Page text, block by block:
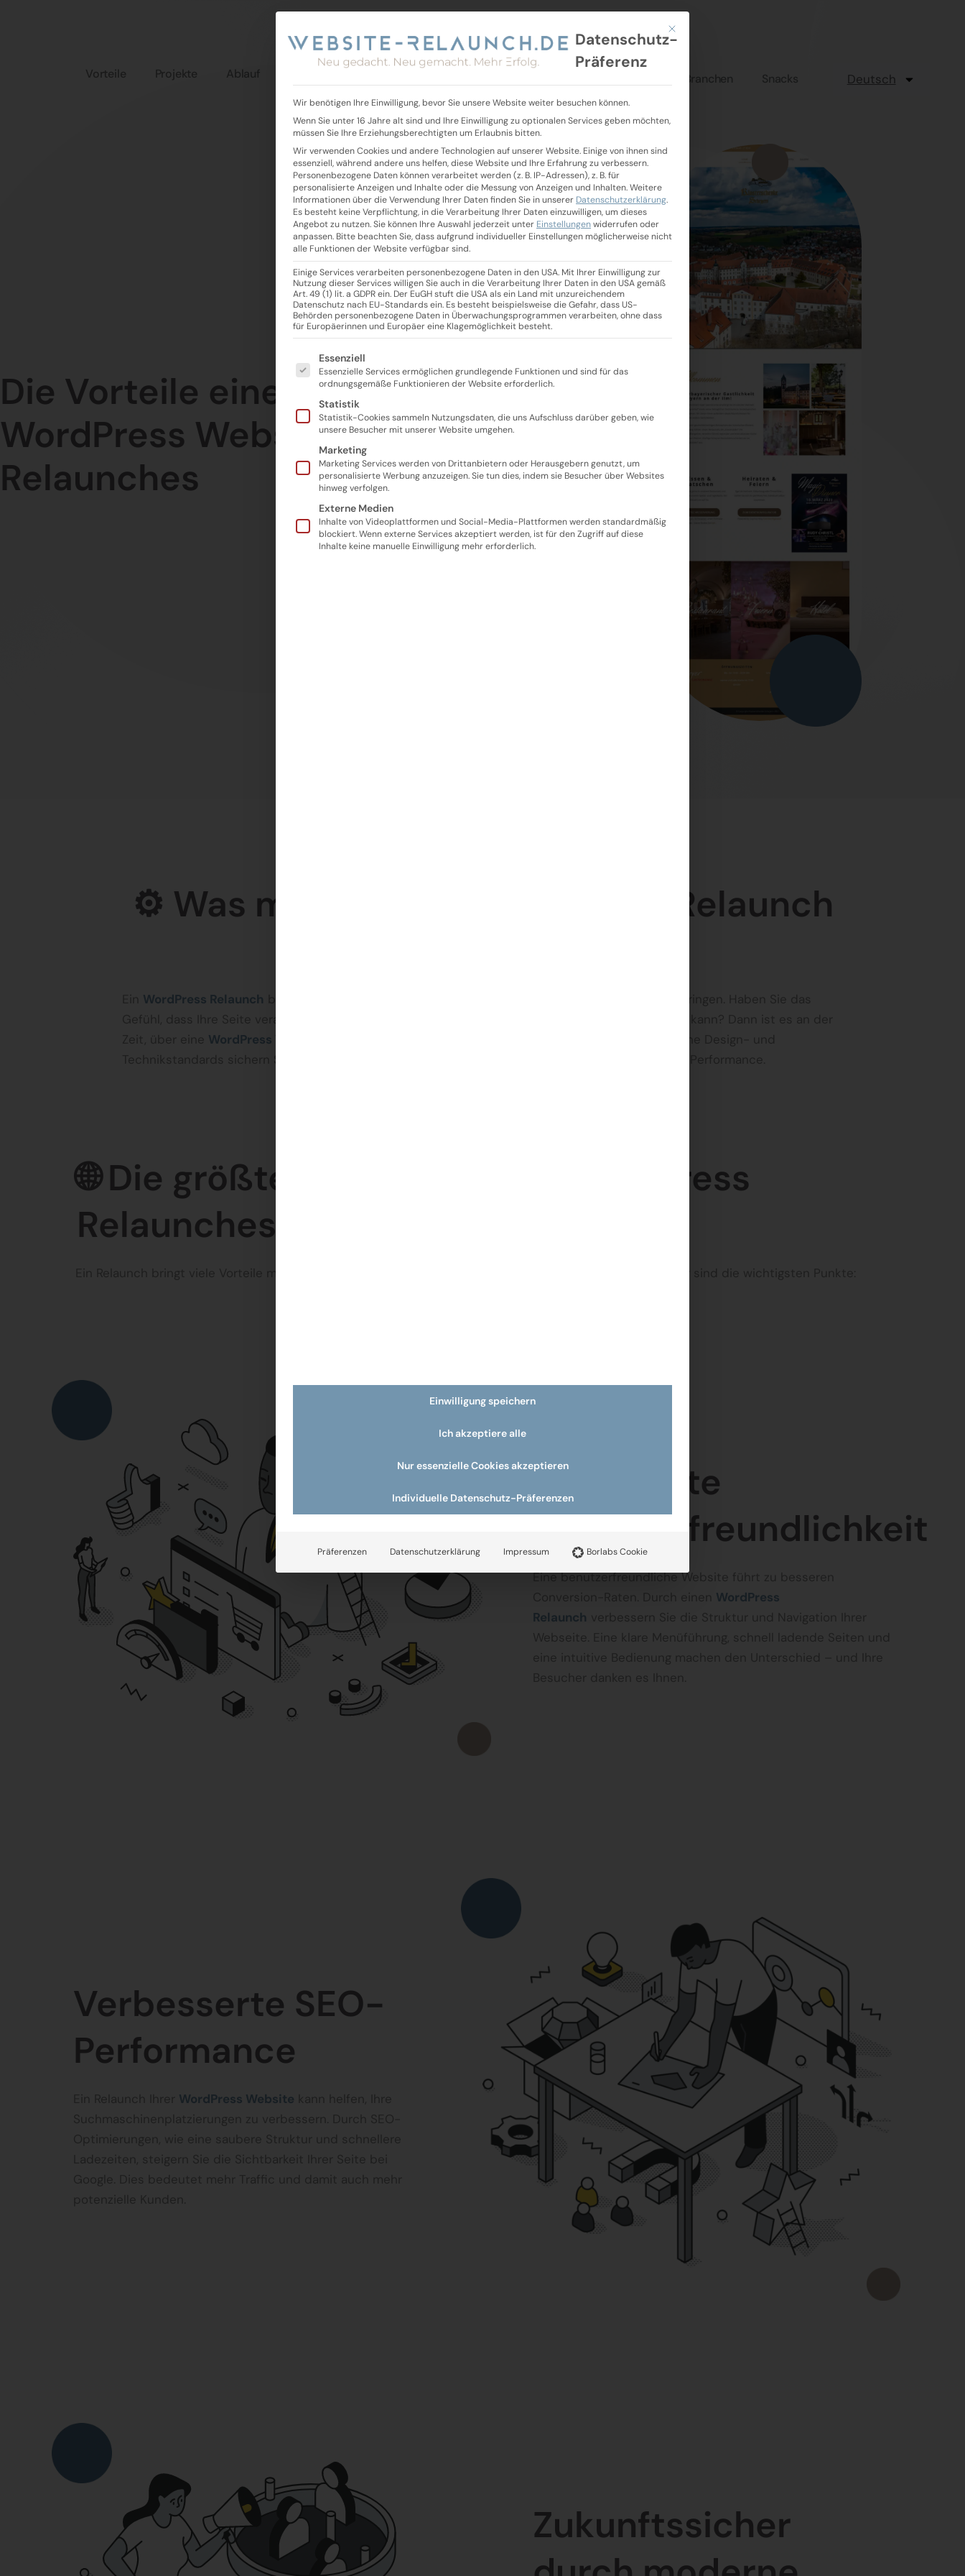
Vorteile Projekte Ablauf Branchen Snacks Deutsch
Die Vorteile eines
WordPress Website
Relaunches
⚙️ Was macht einen WordPress Relaunch
WordPress Relaunch
WordPress Website Neugestaltung
🌐 Die größten Vorteile eines WordPress
Relaunches
Optimierte
Benutzerfreundlichkeit
Eine benutzerfreundliche Website führt zu besseren
WordPress
Relaunch
Verbesserte SEO-
Performance
WordPress Website
Zukunftssicher
Mit diesem Button wird der Dialog geschlossen. Seine Funktionalität ist
Datenschutz-
Präferenz
Wir benötigen Ihre Einwilligung, bevor Sie unsere Website weiter besuchen können.
Wenn Sie unter 16 Jahre alt sind und Ihre Einwilligung zu optionalen Services geben möchten,
müssen Sie Ihre Erziehungsberechtigten um Erlaubnis bitten.
Wir verwenden Cookies und andere Technologien auf unserer Website. Einige von ihnen sind
essenziell, während andere uns helfen, diese Website und Ihre Erfahrung zu verbessern.
Personenbezogene Daten können verarbeitet werden (z. B. IP-Adressen), z. B. für
personalisierte Anzeigen und Inhalte oder die Messung von Anzeigen und Inhalten.Weitere
Informationen über die Verwendung Ihrer Daten finden Sie in unserer Datenschutzerklärung.
Es besteht keine Verpflichtung, in die Verarbeitung Ihrer Daten einzuwilligen, um dieses
Angebot zu nutzen.Sie können Ihre Auswahl jederzeit unter Einstellungenwiderrufen oder
anpassen. Bitte beachten Sie, dass aufgrund individueller Einstellungen möglicherweise nicht
alle Funktionen der Website verfügbar sind.
Einige Services verarbeiten personenbezogene Daten in den USA. Mit Ihrer Einwilligung zur
Nutzung dieser Services willigen Sie auch in die Verarbeitung Ihrer Daten in den USA gemäß
Art. 49 (1) lit. a GDPR ein. Der EuGH stuft die USA als ein Land mit unzureichendem
Datenschutz nach EU-Standards ein. Es besteht beispielsweise die Gefahr, dass US-
Behörden personenbezogene Daten in Überwachungsprogrammen verarbeiten, ohne dass
für Europäerinnen und Europäer eine Klagemöglichkeit besteht.
Es folgt eine Liste der Service-Gruppen, für die eine Einwilligung erteilt werden kann. Die erste Service-Gruppe ist
Essenziell
Essenzielle Services ermöglichen grundlegende Funktionen und sind für das
ordnungsgemäße Funktionieren der Website erforderlich.
Statistik
Statistik-Cookies sammeln Nutzungsdaten, die uns Aufschluss darüber geben, wie
unsere Besucher mit unserer Website umgehen.
Marketing
Marketing Services werden von Drittanbietern oder Herausgebern genutzt, um
personalisierte Werbung anzuzeigen. Sie tun dies, indem sie Besucher über Websites
hinweg verfolgen.
Externe Medien
Inhalte von Videoplattformen und Social-Media-Plattformen werden standardmäßig
blockiert. Wenn externe Services akzeptiert werden, ist für den Zugriff auf diese
Inhalte keine manuelle Einwilligung mehr erforderlich.
Einwilligung speichern
Ich akzeptiere alle
Nur essenzielle Cookies akzeptieren
Individuelle Datenschutz-Präferenzen
Präferenzen Datenschutzerklärung Impressum Borlabs Cookie